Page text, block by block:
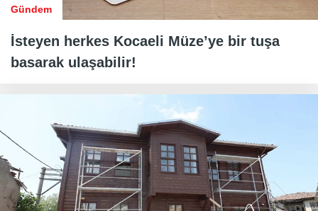
Gündem
İsteyen herkes Kocaeli Müze’ye bir tuşa
basarak ulaşabilir!